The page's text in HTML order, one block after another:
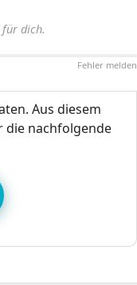
für dich.
Fehler melden
Aus diesem
die nachfolgende